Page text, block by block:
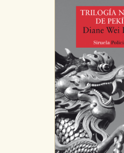
CONFIGURACIÓN
HABILITAR TODO
Cookies necesarias